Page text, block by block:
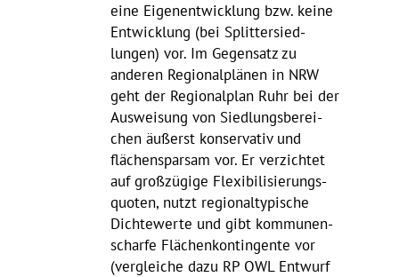
eine Eigen­ent­wick­lung bzw. keine
Entwick­lung (bei Split­ter­sied­
lungen) vor. Im Gegen­satz zu
anderen Regio­nal­plänen in NRW
geht der Regio­nal­plan Ruhr bei der
Auswei­sung von Sied­lungs­be­rei­
chen äußerst konser­vativ und
flächen­sparsam vor. Er verzichtet
auf groß­zü­gige Flexi­bi­li­sie­rungs­
quoten, nutzt regio­nal­ty­pi­sche
Dich­te­werte und gibt kommu­nen­
scharfe Flächen­kon­tin­gente vor
(vergleiche dazu RP OWL Entwurf